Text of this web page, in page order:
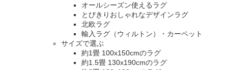
オールシーズン使えるラグ
とびきりおしゃれなデザインラグ
北欧ラグ
輸入ラグ（ウィルトン）・カーペット
サイズで選ぶ
約1畳 100x150cmのラグ
約1.5畳 130x190cmのラグ